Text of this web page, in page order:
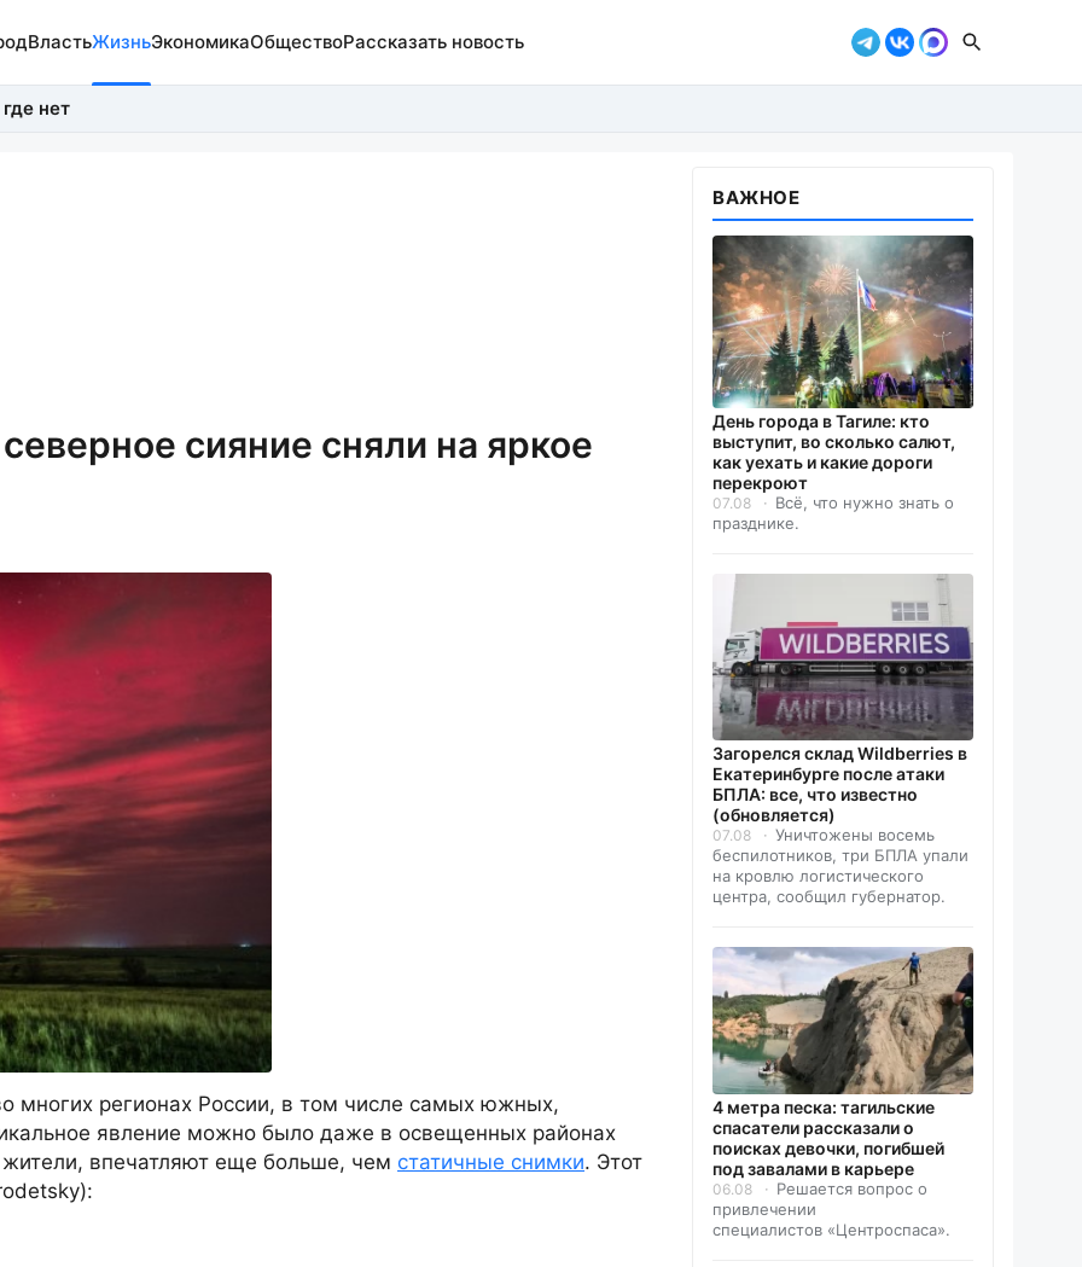
ВластьЖизньЭкономикаОбществоРассказать новость
нет
сияние сняли на яркое
многих регионах России, в том числе самых южных,
явление можно было даже в освещенных районах
впечатляют еще больше, чем статичные снимки. Этот
ВАЖНОЕ
День города в Тагиле: кто
выступит, во сколько салют,
как уехать и какие дороги
перекроют
07.08
Всё, что нужно знать о
празднике.
Загорелся склад Wildberries в
Екатеринбурге после атаки
БПЛА: все, что известно
(обновляется)
07.08
Уничтожены восемь
беспилотников, три БПЛА упали
на кровлю логистического
центра, сообщил губернатор.
4 метра песка: тагильские
спасатели рассказали о
поисках девочки, погибшей
под завалами в карьере
06.08
Решается вопрос о
привлечении
специалистов «Центроспаса».